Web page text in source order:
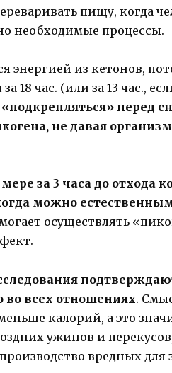
пищу, когда
необходимые процессы.
энергией из кетонов,
18 час. (или за 13 час.,
перед
не давая
за 3 часа до отхода
можно
осуществлять
во всех отношениях.
калорий, а это
ужинов и
вредных для